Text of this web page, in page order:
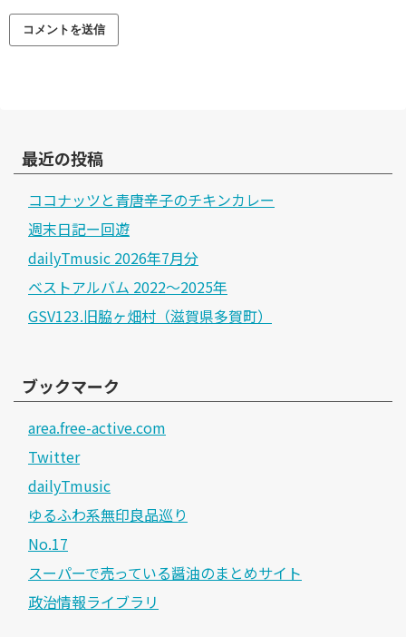
最近の投稿
ココナッツと青唐辛子のチキンカレー
週末日記ー回遊
dailyTmusic 2026年7月分
ベストアルバム 2022～2025年
GSV123.旧脇ヶ畑村（滋賀県多賀町）
ブックマーク
area.free-active.com
Twitter
dailyTmusic
ゆるふわ系無印良品巡り
No.17
スーパーで売っている醤油のまとめサイト
政治情報ライブラリ